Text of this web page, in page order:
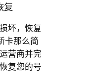
复
坏，恢复
卡那么简
营商并完
复您的号